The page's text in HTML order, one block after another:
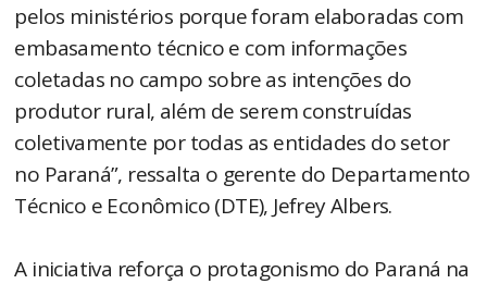
pelos ministérios porque foram elaboradas com
embasamento técnico e com informações
coletadas no campo sobre as intenções do
produtor rural, além de serem construídas
coletivamente por todas as entidades do setor
no Paraná”, ressalta o gerente do Departamento
Técnico e Econômico (DTE), Jefrey Albers.
A iniciativa reforça o protagonismo do Paraná na